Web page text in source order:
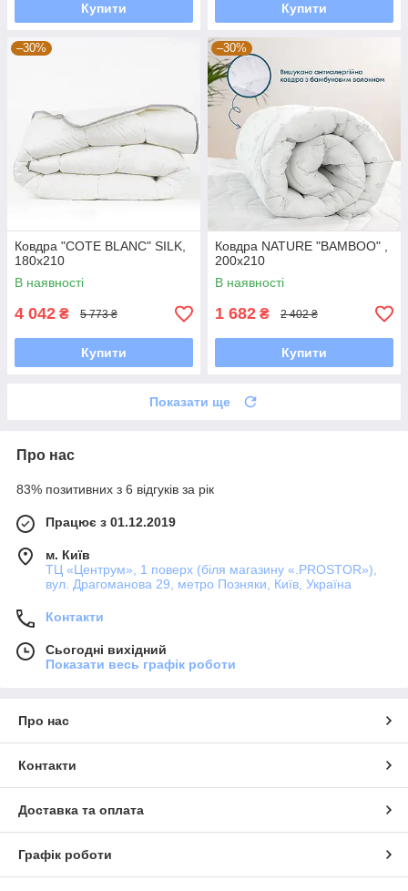
Купити Купити
–30%
Ковдра "COTE BLANC" SILK,
180x210
В наявності
4 042 ₴ 5 773 ₴
Купити
–30%
Ковдра NATURE "BAMBOO" ,
200x210
В наявності
1 682 ₴ 2 402 ₴
Купити
Показати ще
Про нас
83% позитивних з 6 відгуків за рік
Працює з 01.12.2019
м. Київ
ТЦ «Центрум», 1 поверх (біля магазину «.PROSTOR»),
вул. Драгоманова 29, метро Позняки, Київ, Україна
Контакти
Сьогодні вихідний
Показати весь графік роботи
Про нас
Контакти
Доставка та оплата
Графік роботи